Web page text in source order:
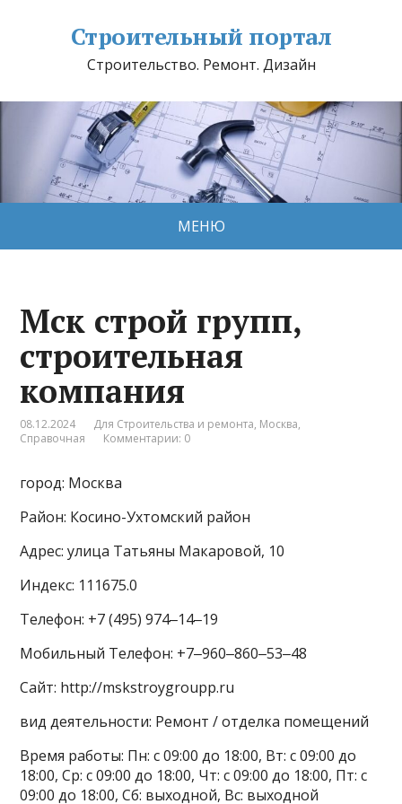
Строительный портал
Строительство. Ремонт. Дизайн
МЕНЮ
Мск строй групп,
строительная
компания
08.12.2024 Для Строительства и ремонта, Москва,
Справочная
Комментарии: 0
город: Москва
Район: Косино-Ухтомский район
Адрес: улица Татьяны Макаровой, 10
Индекс: 111675.0
Телефон: +7 (495) 974‒14‒19
Мобильный Телефон: +7‒960‒860‒53‒48
Сайт: http://mskstroygroupp.ru
вид деятельности: Ремонт / отделка помещений
Время работы: Пн: с 09:00 до 18:00, Вт: с 09:00 до
18:00, Ср: с 09:00 до 18:00, Чт: с 09:00 до 18:00, Пт: с
09:00 до 18:00, Сб: выходной, Вс: выходной